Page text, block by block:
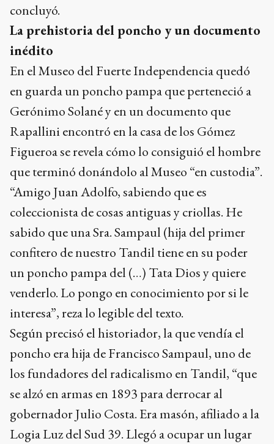
concluyó.
La prehistoria del poncho y un documento
inédito
En el Museo del Fuerte Independencia quedó
en guarda un poncho pampa que perteneció a
Gerónimo Solané y en un documento que
Rapallini encontró en la casa de los Gómez
Figueroa se revela cómo lo consiguió el hombre
que terminó donándolo al Museo “en custodia”.
“Amigo Juan Adolfo, sabiendo que es
coleccionista de cosas antiguas y criollas. He
sabido que una Sra. Sampaul (hija del primer
confitero de nuestro Tandil tiene en su poder
un poncho pampa del (…) Tata Dios y quiere
venderlo. Lo pongo en conocimiento por si le
interesa”, reza lo legible del texto.
Según precisó el historiador, la que vendía el
poncho era hija de Francisco Sampaul, uno de
los fundadores del radicalismo en Tandil, “que
se alzó en armas en 1893 para derrocar al
gobernador Julio Costa. Era masón, afiliado a la
Logia Luz del Sud 39. Llegó a ocupar un lugar